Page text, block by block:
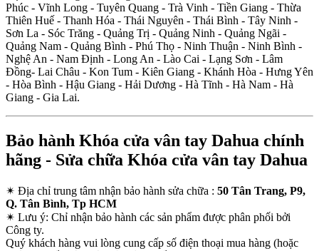
Phúc - Vĩnh Long - Tuyên Quang - Trà Vinh - Tiền Giang - Thừa
Thiên Huế - Thanh Hóa - Thái Nguyên - Thái Bình - Tây Ninh -
Sơn La - Sóc Trăng - Quảng Trị - Quảng Ninh - Quảng Ngãi -
Quảng Nam - Quảng Bình - Phú Thọ - Ninh Thuận - Ninh Bình -
Nghệ An - Nam Định - Long An - Lào Cai - Lạng Sơn - Lâm
Đồng- Lai Châu - Kon Tum - Kiên Giang - Khánh Hòa - Hưng Yên
- Hòa Bình - Hậu Giang - Hải Dương - Hà Tĩnh - Hà Nam - Hà
Giang - Gia Lai.
Bảo hành Khóa cửa vân tay Dahua chính
hãng - Sửa chữa Khóa cửa vân tay Dahua
✴ Địa chỉ trung tâm nhận bảo hành sửa chữa : 50 Tân Trang, P9,
Q. Tân Bình, Tp HCM
✴ Lưu ý: Chỉ nhận bảo hành các sản phẩm được phân phối bởi
Công ty.
Quý khách hàng vui lòng cung cấp số điện thoại mua hàng (hoặc